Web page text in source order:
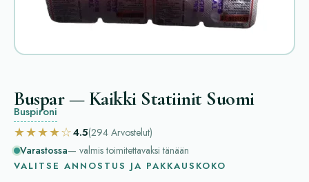
Buspar — Kaikki Statiinit Suomi
Buspironi
★★★★☆4.5(294 Arvostelut)
Varastossa— valmis toimitettavaksi tänään
VALITSE ANNOSTUS JA PAKKAUSKOKO